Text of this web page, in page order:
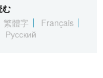
العربية お知らせ
む
繁體字
Français
Русский